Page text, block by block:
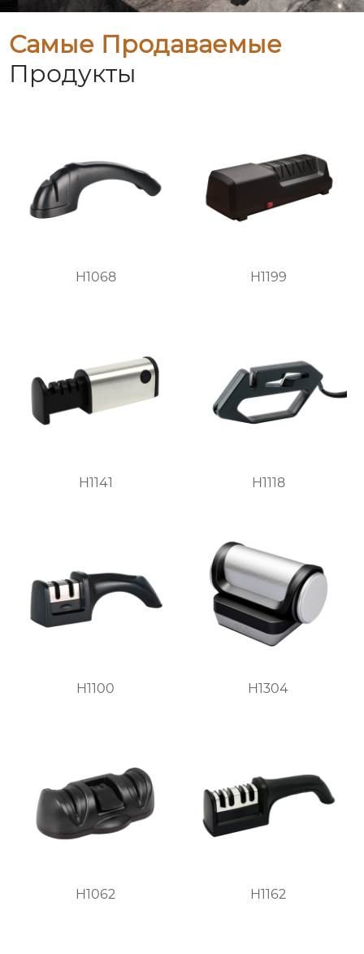
Самые Продаваемые
Продукты
H1068 H1199
H1141 H1118
H1100 H1304
H1062 H1162